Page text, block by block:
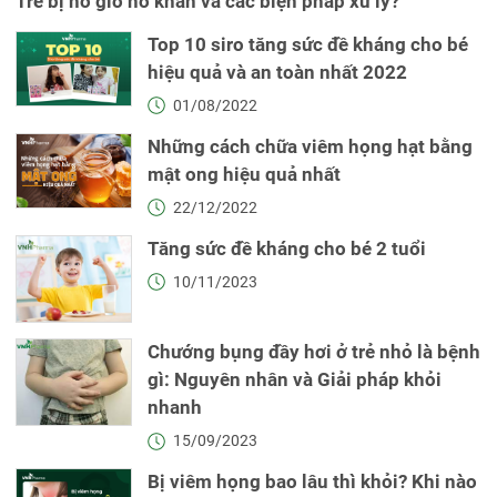
Top 10 siro tăng sức đề kháng cho bé
hiệu quả và an toàn nhất 2022
01/08/2022
Những cách chữa viêm họng hạt bằng
mật ong hiệu quả nhất
22/12/2022
Tăng sức đề kháng cho bé 2 tuổi
10/11/2023
Chướng bụng đầy hơi ở trẻ nhỏ là bệnh
gì: Nguyên nhân và Giải pháp khỏi
nhanh
15/09/2023
Bị viêm họng bao lâu thì khỏi? Khi nào